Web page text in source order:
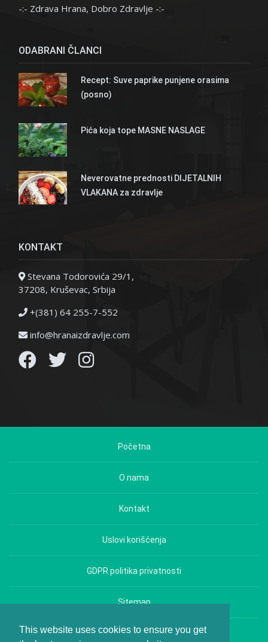
This website uses cookies to ensure you get
-:- Zdrava Hrana, Dobro Zdravlje -:-
ODABRANI ČLANCI
Recept: Suve paprike punjene orasima
(posno)
Pića koja tope MASNE NASLAGE
Neverovatne prednosti DIJETALNIH
VLAKANA za zdravlje
KONTAKT
Stevana Todorovića 29/1,
37208, Kruševac, Srbija
+(381) 64 255-7-552
info@hranaizdravlje.com
Početna
O nama
Kontakt
Uslovi korišćenja
GDPR politika privatnosti
Sitemap
Copyright © Hrana i Zdravlje - All rights reserved.